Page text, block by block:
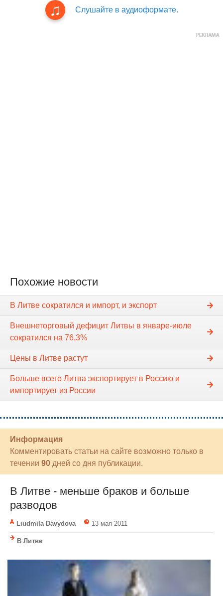
Слушайте в аудиоформате.
Похожие новости
В Литве сократился и импорт, и экспорт
Внешнеторговый дефицит Литвы в январе-июле
сократился на 76,3%
Цены в Литве растут
Больше всего Литва экспортирует в Россию и
импортирует из России
Информация
Комментировать статьи на сайте возможно только в
течении 90 дней со дня публикации.
В Литве - меньше браков и больше
разводов
Liudmila Davydova 13 мая 2011
В Литве